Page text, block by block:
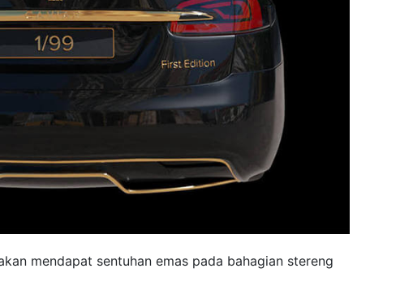
mendapat sentuhan emas pada bahagian stereng